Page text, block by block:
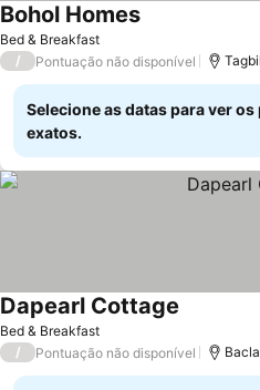
Bed & Breakfast
Bohol Homes
/ Pontuação não disponível
Selecione as datas para ver
exatos.
Bed & Breakfast
Dapearl Cottage
/ Pontuação não disponível